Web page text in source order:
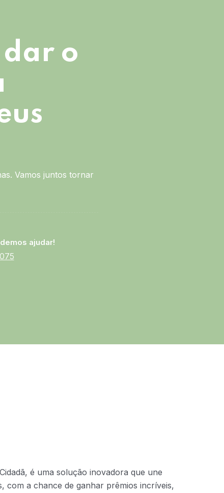
o
Vamos juntos tornar
ajudar!
é uma solução inovadora que une
com a chance de ganhar prêmios incríveis,